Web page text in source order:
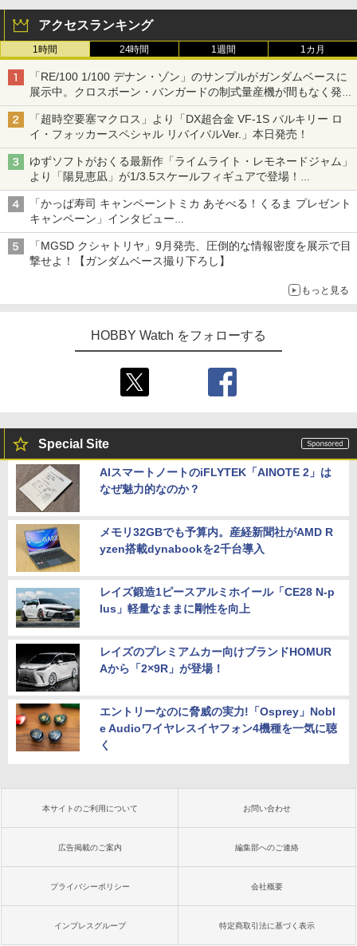
アクセスランキング
1時間 24時間 1週間 1カ月
「RE/100 1/100 デナン・ゾン」のサンプルがガンダムベースに
展示中。クロスボーン・バンガードの制式量産機が間もなく発送
【ガンダムベース撮り下ろし】
「超時空要塞マクロス」より「DX超合金 VF-1S バルキリー ロ
イ・フォッカースペシャル リバイバルVer.」本日発売！
ゆずソフトがおくる最新作「ライムライト・レモネードジャム」
より「陽見恵凪」が1/3.5スケールフィギュアで登場！
メガネ姿も表現できるオプションパーツが付属
「かっぱ寿司 キャンペーントミカ あそべる！くるま プレゼント
キャンペーン」インタビュー
子どもが楽しめるかっぱ寿司ならではの体験とコラボの楽しさを
追求
「MGSD クシャトリヤ」9月発売、圧倒的な情報密度を展示で目
撃せよ！【ガンダムベース撮り下ろし】
もっと見る
HOBBY Watch をフォローする
Special Site
AIスマートノートのiFLYTEK「AINOTE 2」は
なぜ魅力的なのか？
メモリ32GBでも予算内。産経新聞社がAMD R
yzen搭載dynabookを2千台導入
レイズ鍛造1ピースアルミホイール「CE28 N-p
lus」軽量なままに剛性を向上
レイズのプレミアムカー向けブランドHOMUR
Aから「2×9R」が登場！
エントリーなのに脅威の実力!「Osprey」Nobl
e Audioワイヤレスイヤフォン4機種を一気に聴
く
本サイトのご利用について お問い合わせ
広告掲載のご案内 編集部へのご連絡
プライバシーポリシー 会社概要
インプレスグループ 特定商取引法に基づく表示